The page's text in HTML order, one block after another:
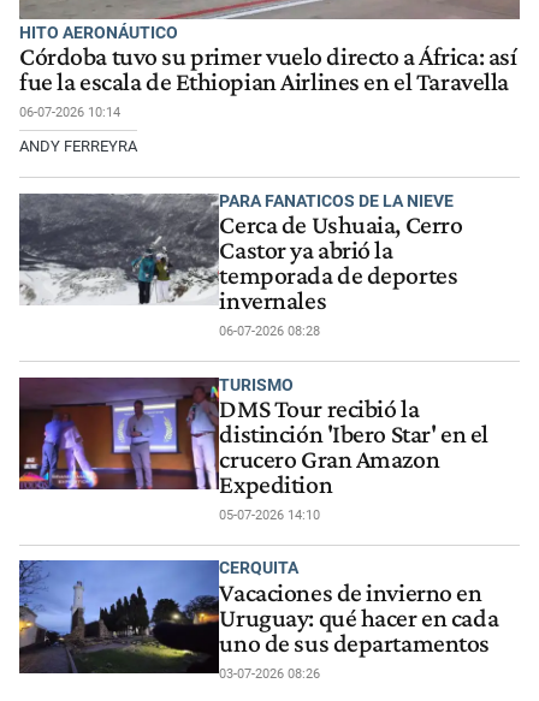
HITO AERONÁUTICO
Córdoba tuvo su primer vuelo directo a África: así
fue la escala de Ethiopian Airlines en el Taravella
06-07-2026 10:14
ANDY FERREYRA
PARA FANATICOS DE LA NIEVE
Cerca de Ushuaia, Cerro
Castor ya abrió la
temporada de deportes
invernales
06-07-2026 08:28
TURISMO
DMS Tour recibió la
distinción 'Ibero Star' en el
crucero Gran Amazon
Expedition
05-07-2026 14:10
CERQUITA
Vacaciones de invierno en
Uruguay: qué hacer en cada
uno de sus departamentos
03-07-2026 08:26